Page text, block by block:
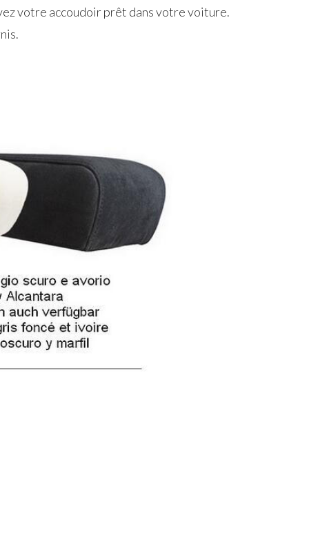
votre accoudoir prêt dans votre voiture.